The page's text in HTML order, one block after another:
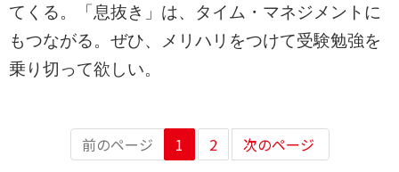
てくる。「息抜き」は、タイム・マネジメントに
もつながる。ぜひ、メリハリをつけて受験勉強を
乗り切って欲しい。
前のページ 1 2 次のページ